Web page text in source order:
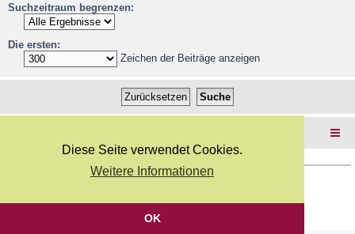
Diese Seite verwendet Cookies.
Weitere Informationen
OK
Suchzeitraum begrenzen:
Die ersten:
Zeichen der Beiträge anzeigen
Deutsche Übersetzung durchphpBB.de